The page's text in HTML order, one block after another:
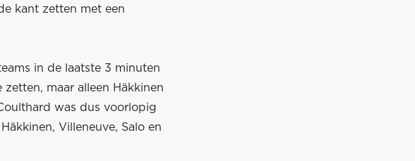
kant zetten met een
in de laatste 3 minuten
maar alleen Häkkinen
was dus voorlopig
Villeneuve, Salo en